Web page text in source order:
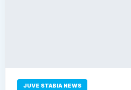
JUVE STABIA NEWS